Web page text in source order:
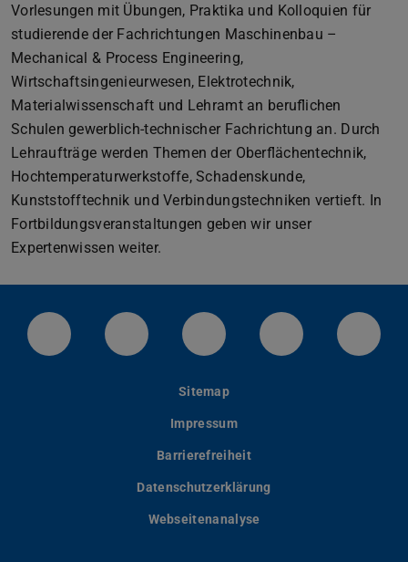
Vorlesungen mit Übungen, Praktika und Kolloquien für
studierende der Fachrichtungen Maschinenbau –
Mechanical & Process Engineering,
Wirtschaftsingenieurwesen, Elektrotechnik,
Materialwissenschaft und Lehramt an beruflichen
Schulen gewerblich-technischer Fachrichtung an. Durch
Lehraufträge werden Themen der Oberflächentechnik,
Hochtemperaturwerkstoffe, Schadenskunde,
Kunststofftechnik und Verbindungstechniken vertieft. In
Fortbildungsveranstaltungen geben wir unser
Expertenwissen weiter.
LinkedIn-Seite der TU Darmstadt
Instagram-Kanal der TU
Bluesky-Kanal der TU
Facebook-
Sitemap
Impressum
Barrierefreiheit
Datenschutzerklärung
Webseitenanalyse